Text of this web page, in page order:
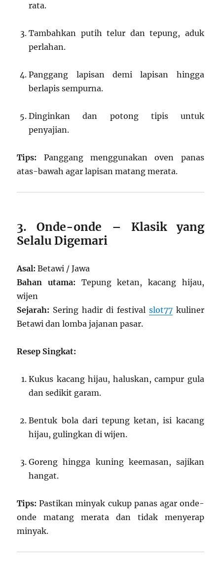
rata.
Tambahkan putih telur dan tepung, aduk
perlahan.
Panggang lapisan demi lapisan hingga
berlapis sempurna.
Dinginkan dan potong tipis untuk
penyajian.
Tips: Panggang menggunakan oven panas
atas-bawah agar lapisan matang merata.
3. Onde-onde – Klasik yang
Selalu Digemari
Asal: Betawi / Jawa
Bahan utama: Tepung ketan, kacang hijau,
wijen
Sejarah: Sering hadir di festival slot77kuliner
Betawi dan lomba jajanan pasar.
Resep Singkat:
Kukus kacang hijau, haluskan, campur gula
dan sedikit garam.
Bentuk bola dari tepung ketan, isi kacang
hijau, gulingkan di wijen.
Goreng hingga kuning keemasan, sajikan
hangat.
Tips: Pastikan minyak cukup panas agar onde-
onde matang merata dan tidak menyerap
minyak.